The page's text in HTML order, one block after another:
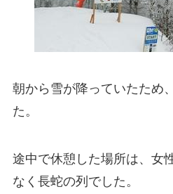
朝から雪が降っていたため
た。
途中で休憩した場所は、女
なく長蛇の列でした。